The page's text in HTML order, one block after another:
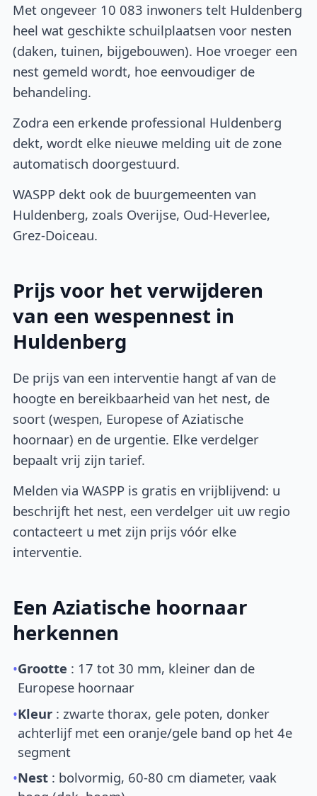
Met ongeveer 10 083 inwoners telt Huldenberg
heel wat geschikte schuilplaatsen voor nesten
(daken, tuinen, bijgebouwen). Hoe vroeger een
nest gemeld wordt, hoe eenvoudiger de
behandeling.
Zodra een erkende professional Huldenberg
dekt, wordt elke nieuwe melding uit de zone
automatisch doorgestuurd.
WASPP dekt ook de buurgemeenten van
Huldenberg, zoals Overijse, Oud-Heverlee,
Grez-Doiceau.
Prijs voor het verwijderen
van een wespennest in
Huldenberg
De prijs van een interventie hangt af van de
hoogte en bereikbaarheid van het nest, de
soort (wespen, Europese of Aziatische
hoornaar) en de urgentie. Elke verdelger
bepaalt vrij zijn tarief.
Melden via WASPP is gratis en vrijblijvend: u
beschrijft het nest, een verdelger uit uw regio
contacteert u met zijn prijs vóór elke
interventie.
Een Aziatische hoornaar
herkennen
•Grootte : 17 tot 30 mm, kleiner dan de
Europese hoornaar
•Kleur : zwarte thorax, gele poten, donker
achterlijf met een oranje/gele band op het 4e
segment
•Nest : bolvormig, 60-80 cm diameter, vaak